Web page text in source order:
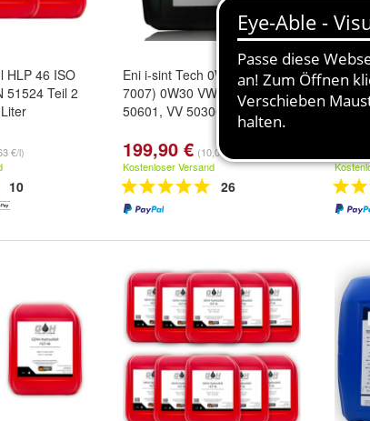
HLP 46 ISO
51524 Teil 2
€/l)
10
Eni i-sint Tech 0W-30 (Agip
7007) 0W30 VW50600 VW
50601, VV 50300 20 Liter
199,90 € (10,00 €/l)
Kostenloser Versand
26
Liter